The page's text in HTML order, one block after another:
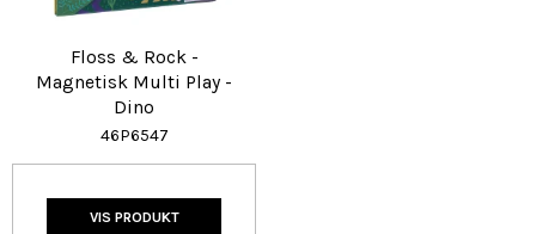
Floss & Rock -
Magnetisk Multi Play -
Dino
46P6547
VIS PRODUKT